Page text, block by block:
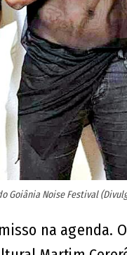
Goiânia Noise Festival
na agenda.